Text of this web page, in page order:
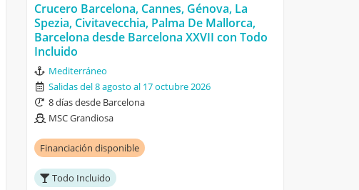
Crucero Barcelona, Cannes, Génova, La
Spezia, Civitavecchia, Palma De Mallorca,
Barcelona desde Barcelona XXVII con Todo
Incluido
Mediterráneo
Salidas del 8 agosto al 17 octubre 2026
8 días desde Barcelona
MSC Grandiosa
Financiación disponible
Todo Incluido